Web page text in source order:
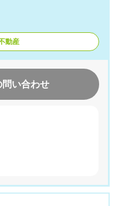
動産
問い合わせ